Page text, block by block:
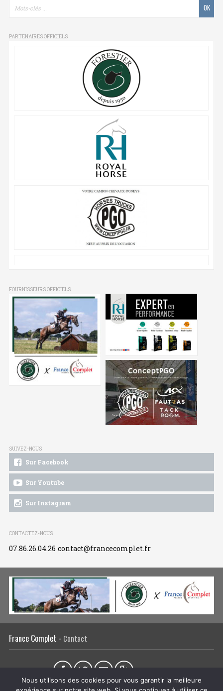
PARTENAIRES OFFICIELS
FOURNISSEURS OFFICIELS
SUIVEZ-NOUS
Sur Facebook
Sur Youtube
Sur Instagram
CONTACTEZ-NOUS
07.86.26.04.26 contact@francecomplet.fr
France Complet - Contact
Nous utilisons des cookies pour vous garantir la meilleure